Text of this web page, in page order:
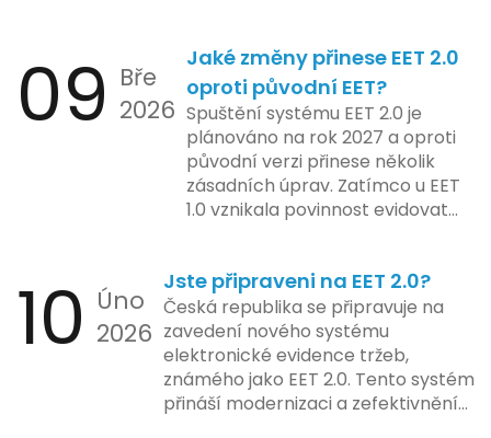
integraci systému EET 2.0 do
praxe, s povinností prodejců
zapojit se do nového systému,
včetně zvýšeného dohledu nad
dodržováním pravidel.
pokladen, co se občas zasekly, až
po ty nejmodernější dotykové
systémy, co umí pomalu i kafe
uvařit. A jedno vím jistě: legislativa
se mění, ale základní pravidlo
zůstává – pokladna musí šlapat
jako hodinky. Jinak jsou problémy.
09 Bře
2026
Jaké změny přinese EET 2.0
oproti původní EET?
Spuštění systému EET 2.0 je
plánováno na rok 2027 a oproti
původní verzi přinese několik
zásadních úprav. Zatímco u EET
1.0 vznikala povinnost evidovat
bezhotovostní transakci – nově
se má tato povinnost odvíjet od
povahy podnikatelské činnosti a
způsobu interakce se
zákazníkem.
10 Úno
2026
Jste připraveni na EET 2.0?
Česká republika se připravuje na
zavedení nového systému
elektronické evidence tržeb,
známého jako EET 2.0. Tento systém
přináší modernizaci a zefektivnění